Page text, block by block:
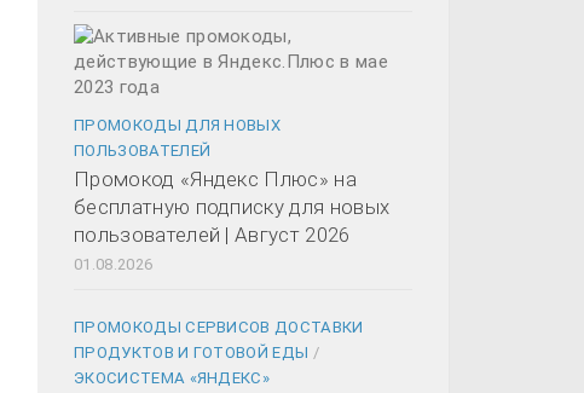
ПРОМОКОДЫ ДЛЯ НОВЫХ
ПОЛЬЗОВАТЕЛЕЙ
Промокод «Яндекс Плюс» на
бесплатную подписку для новых
пользователей | Август 2026
01.08.2026
ПРОМОКОДЫ СЕРВИСОВ ДОСТАВКИ
ПРОДУКТОВ И ГОТОВОЙ ЕДЫ /
ЭКОСИСТЕМА «ЯНДЕКС»